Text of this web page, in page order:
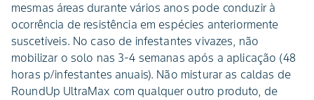
mesmas áreas durante vários anos pode conduzir à
ocorrência de resistência em espécies anteriormente
suscetíveis. No caso de infestantes vivazes, não
mobilizar o solo nas 3-4 semanas após a aplicação (48
horas p/infestantes anuais). Não misturar as caldas de
RoundUp UltraMax com qualquer outro produto, de